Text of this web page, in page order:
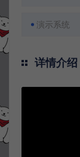
演示系统
详情介绍